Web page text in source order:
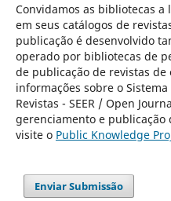
Convidamos as bibliotecas a
em seus catálogos de
publicação é desenvolvido
operado por bibliotecas de
de publicação de revistas de
informações sobre o
Revistas - SEER / Open
gerenciamento e publicação
visite o Public Knowledge
Enviar Submissão